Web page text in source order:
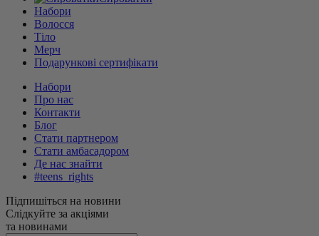
Набори
Волосся
Тіло
Мерч
Подарункові сертифікати
Набори
Про нас
Контакти
Блог
Стати партнером
Стати амбасадором
Де нас знайти
#teens_rights
Підпишіться на новини
Слідкуйте за акціями
та новинами